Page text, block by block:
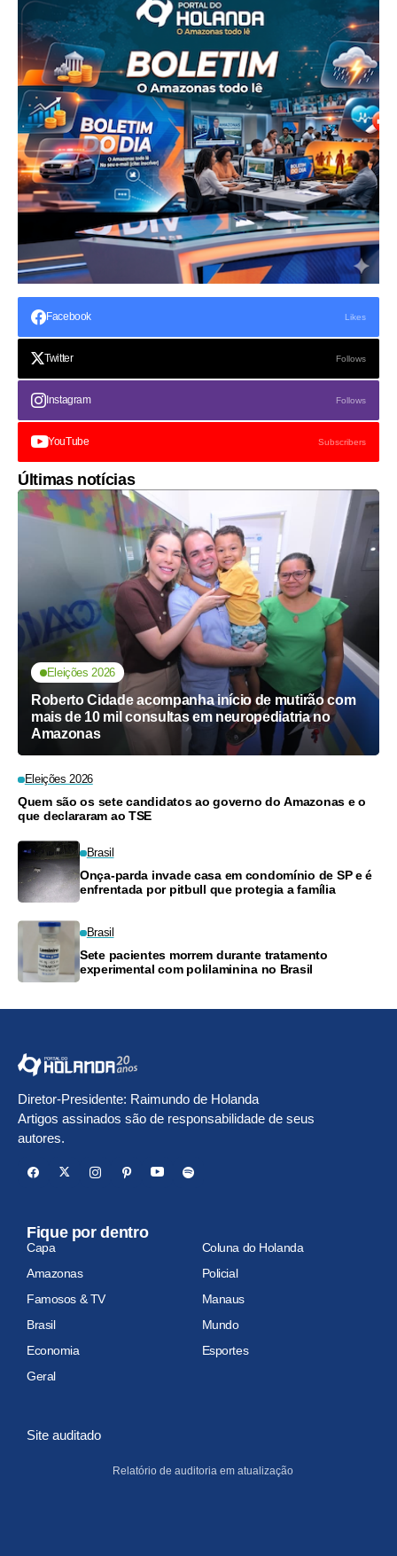
Facebook Likes
Twitter Follows
Instagram Follows
YouTube Subscribers
Últimas notícias
Eleições 2026
Roberto Cidade acompanha início de mutirão com
mais de 10 mil consultas em neuropediatria no
Amazonas
Eleições 2026
Quem são os sete candidatos ao governo do Amazonas e o
que declararam ao TSE
Brasil
Onça-parda invade casa em condomínio de SP e é
enfrentada por pitbull que protegia a família
Brasil
Sete pacientes morrem durante tratamento
experimental com polilaminina no Brasil
Diretor-Presidente: Raimundo de Holanda
Artigos assinados são de responsabilidade de seus
autores.
Fique por dentro
Capa
Coluna do Holanda
Amazonas
Policial
Famosos & TV
Manaus
Brasil
Mundo
Economia
Esportes
Geral
Site auditado
Relatório de auditoria em atualização